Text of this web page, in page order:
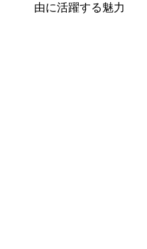
由に活躍する魅力